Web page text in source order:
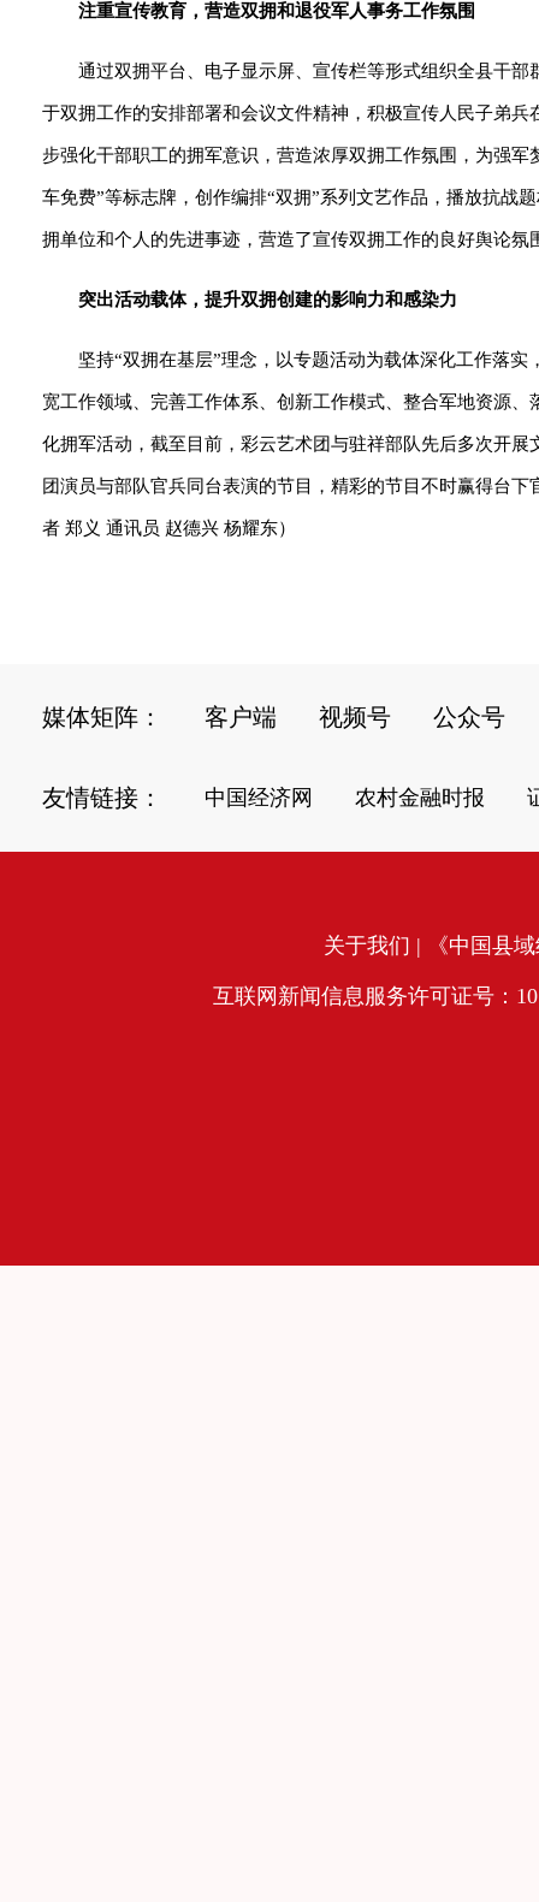
注重宣传教育，营造双拥和退役军人事务工作氛围
通过双拥平台、电子显示屏、宣传栏等形式组织全县干
于双拥工作的安排部署和会议文件精神，积极宣传人民子弟
步强化干部职工的拥军意识，营造浓厚双拥工作氛围，为强
车免费”等标志牌，创作编排“双拥”系列文艺作品，播放抗战
拥单位和个人的先进事迹，营造了宣传双拥工作的良好舆论氛
突出活动载体，提升双拥创建的影响力和感染力
坚持“双拥在基层”理念，以专题活动为载体深化工作落
宽工作领域、完善工作体系、创新工作模式、整合军地资源
化拥军活动，截至目前，彩云艺术团与驻祥部队先后多次开
团演员与部队官兵同台表演的节目，精彩的节目不时赢得台
者 郑义 通讯员 赵德兴 杨耀东）
媒体矩阵： 客户端 视频号 公众号
友情链接： 中国经济网 农村金融时报
关于我们 | 《中国县
互联网新闻信息服务许可证号：